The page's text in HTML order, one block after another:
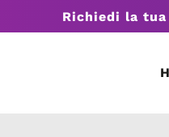
Richiedi la